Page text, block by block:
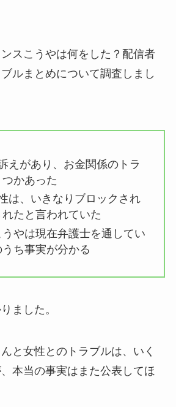
ンスこうやは何をした？配信者
ルまとめについて調査しまし
えがあり、お金関係のトラ
かあった
は、いきなりブロックされ
たと言われていた
やは現在弁護士を通してい
ち事実が分かる
ました。
と女性とのトラブルは、いく
本当の事実はまた公表してほ